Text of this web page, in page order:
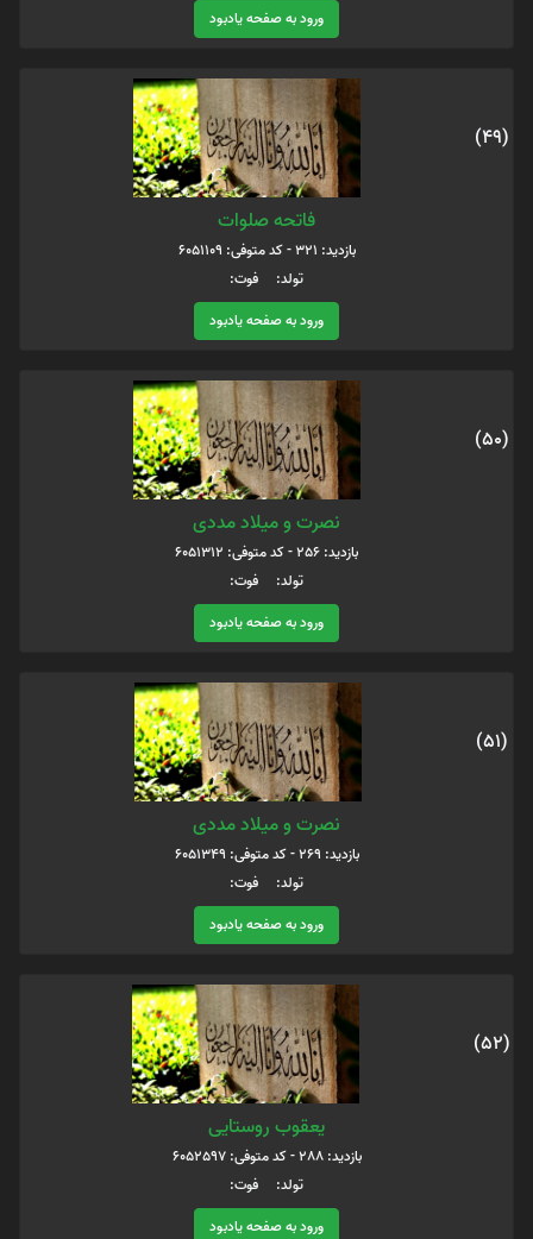
ورود به صفحه یادبود
(49)
فاتحه صلوات
بازدید: 321 - کد متوفی: 6051109
تولد: فوت:
ورود به صفحه یادبود
(50)
نصرت و میلاد مددی
بازدید: 256 - کد متوفی: 6051312
تولد: فوت:
ورود به صفحه یادبود
(51)
نصرت و میلاد مددی
بازدید: 269 - کد متوفی: 6051349
تولد: فوت:
ورود به صفحه یادبود
(52)
یعقوب روستایی
بازدید: 288 - کد متوفی: 6052597
تولد: فوت:
ورود به صفحه یادبود